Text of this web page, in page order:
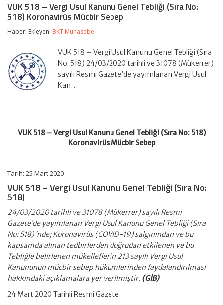
–
Vergi
Kanunu
Tebliği
No:
518)
Koronavirüs
VUK 518 – Vergi Usul Kanunu Genel Tebliği (Sıra No:
518) Koronavirüs Mücbir Sebep
Haberi Ekleyen: BKT Muhasebe
VUK 518 – Vergi Usul Kanunu Genel Tebliği (Sıra
No: 518) 24/03/2020 tarihli ve 31078 (Mükerrer)
sayılı Resmi Gazete’de yayımlanan Vergi Usul
Kan…
VUK 518 – Vergi Usul Kanunu Genel Tebliği (Sıra No: 518)
Koronavirüs Mücbir Sebep
Tarih: 25 Mart 2020
VUK 518 – Vergi Usul Kanunu Genel Tebliği (Sıra No:
518)
24/03/2020 tarihli ve 31078 (Mükerrer) sayılı Resmi
Gazete’de yayımlanan Vergi Usul Kanunu Genel Tebliği (Sıra
No: 518) ‘nde; Koronavirüs (COVID-19) salgınından ve bu
kapsamda alınan tedbirlerden doğrudan etkilenen ve bu
Tebliğle belirlenen mükelleflerin 213 sayılı Vergi Usul
Kanununun mücbir sebep hükümlerinden faydalandırılması
hakkındaki açıklamalara yer verilmiştir. (GİB)
24 Mart 2020 Tarihli Resmi Gazete